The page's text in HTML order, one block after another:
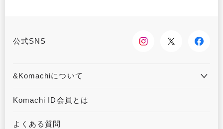
公式SNS
&Komachiについて
&Komachiとは
Komachi ID会員とは
よくある質問